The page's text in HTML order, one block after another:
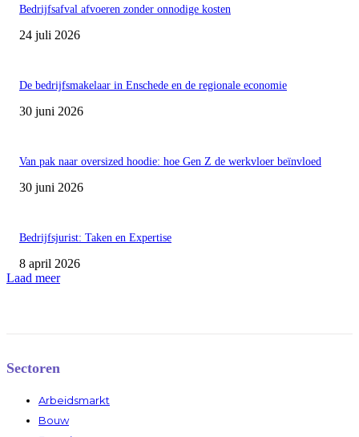
Bedrijfsafval afvoeren zonder onnodige kosten
24 juli 2026
De bedrijfsmakelaar in Enschede en de regionale economie
30 juni 2026
Van pak naar oversized hoodie: hoe Gen Z de werkvloer beïnvloed
30 juni 2026
Bedrijfsjurist: Taken en Expertise
8 april 2026
Laad meer
Sectoren
Arbeidsmarkt
Bouw